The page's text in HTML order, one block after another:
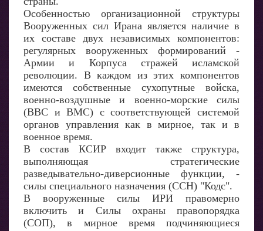
Особенностью организационной структуры
Вооруженных сил Ирана является наличие в
их составе двух независимых компонентов:
регулярных вооруженных формирований -
Армии и Корпуса стражей исламской
революции. В каждом из этих компонентов
имеются собственные сухопутные войска,
военно-воздушные и военно-морские силы
(ВВС и ВМС) с соответствующей системой
органов управления как в мирное, так и в
военное время.
В состав КСИР входит также структура,
выполняющая стратегические
разведывательно-диверсионные функции, -
силы специального назначения (ССН) "Кодс".
В вооруженные силы ИРИ правомерно
включить и Силы охраны правопорядка
(СОП), в мирное время подчиняющиеся